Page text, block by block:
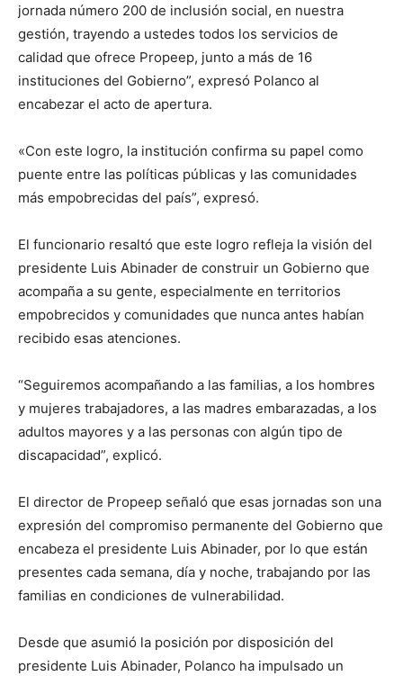
jornada número 200 de inclusión social, en nuestra
gestión, trayendo a ustedes todos los servicios de
calidad que ofrece Propeep, junto a más de 16
instituciones del Gobierno”, expresó Polanco al
encabezar el acto de apertura.
«Con este logro, la institución confirma su papel como
puente entre las políticas públicas y las comunidades
más empobrecidas del país”, expresó.
El funcionario resaltó que este logro refleja la visión del
presidente Luis Abinader de construir un Gobierno que
acompaña a su gente, especialmente en territorios
empobrecidos y comunidades que nunca antes habían
recibido esas atenciones.
“Seguiremos acompañando a las familias, a los hombres
y mujeres trabajadores, a las madres embarazadas, a los
adultos mayores y a las personas con algún tipo de
discapacidad”, explicó.
El director de Propeep señaló que esas jornadas son una
expresión del compromiso permanente del Gobierno que
encabeza el presidente Luis Abinader, por lo que están
presentes cada semana, día y noche, trabajando por las
familias en condiciones de vulnerabilidad.
Desde que asumió la posición por disposición del
presidente Luis Abinader, Polanco ha impulsado un